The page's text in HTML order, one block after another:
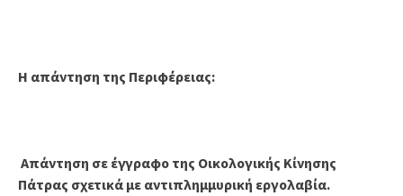
Η απάντηση της Περιφέρειας:
Απάντηση σε έγγραφο της Οικολογικής Κίνησης
Πάτρας σχετικά με αντιπλημμυρική εργολαβία.